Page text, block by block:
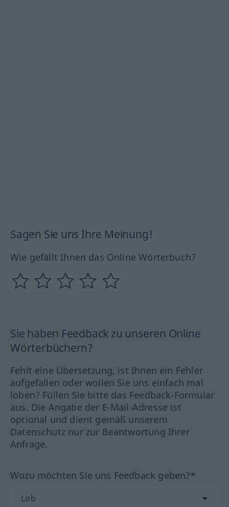
Sagen Sie uns Ihre Meinung!
Wie gefällt Ihnen das Online Wörterbuch?
Sie haben Feedback zu unseren Online
Wörterbüchern?
Fehlt eine Übersetzung, ist Ihnen ein Fehler
aufgefallen oder wollen Sie uns einfach mal
loben? Füllen Sie bitte das Feedback-Formular
aus. Die Angabe der E-Mail-Adresse ist
optional und dient gemäß unserem
Datenschutz nur zur Beantwortung Ihrer
Anfrage.
Wozu möchten Sie uns Feedback geben?*